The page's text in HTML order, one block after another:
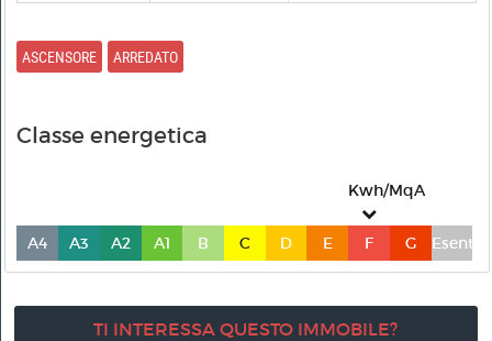
ASCENSORE ARREDATO
Classe energetica
A4 A3 A2 A1 B C D E F
Kwh/MqA
G Esente
TI INTERESSA QUESTO IMMOBILE?